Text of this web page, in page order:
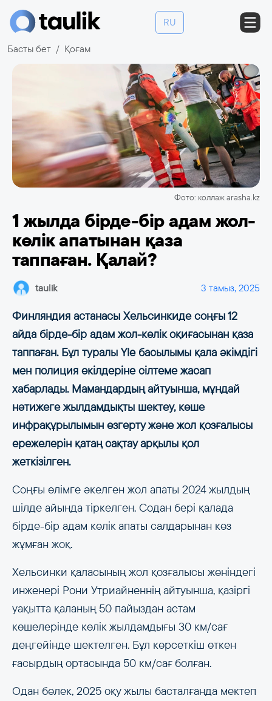
RU
Басты бет Қоғам
Фото: коллаж arasha.kz
1 жылда бірде-бір адам жол-
көлік апатынан қаза
таппаған. Қалай?
taulik 3 тамыз, 2025
Финляндия астанасы Хельсинкиде соңғы 12
айда бірде-бір адам жол-көлік оқиғасынан қаза
таппаған. Бұл туралы Yle басылымы қала әкімдігі
мен полиция өкілдеріне сілтеме жасап
хабарлады. Мамандардың айтуынша, мұндай
нәтижеге жылдамдықты шектеу, көше
инфрақұрылымын өзгерту және жол қозғалысы
ережелерін қатаң сақтау арқылы қол
жеткізілген.
Соңғы өлімге әкелген жол апаты 2024 жылдың
шілде айында тіркелген. Содан бері қалада
бірде-бір адам көлік апаты салдарынан көз
жұмған жоқ.
Хельсинки қаласының жол қозғалысы жөніндегі
инженері Рони Утриайненнің айтуынша, қазіргі
уақытта қаланың 50 пайыздан астам
көшелерінде көлік жылдамдығы 30 км/сағ
деңгейінде шектелген. Бұл көрсеткіш өткен
ғасырдың ортасында 50 км/сағ болған.
Одан бөлек, 2025 оқу жылы басталғанда мектеп